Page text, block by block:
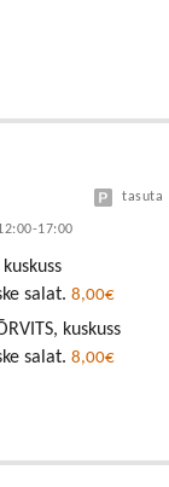
17:00
tasuta
kuskuss
salat. 8,00€
kuskuss
salat. 8,00€